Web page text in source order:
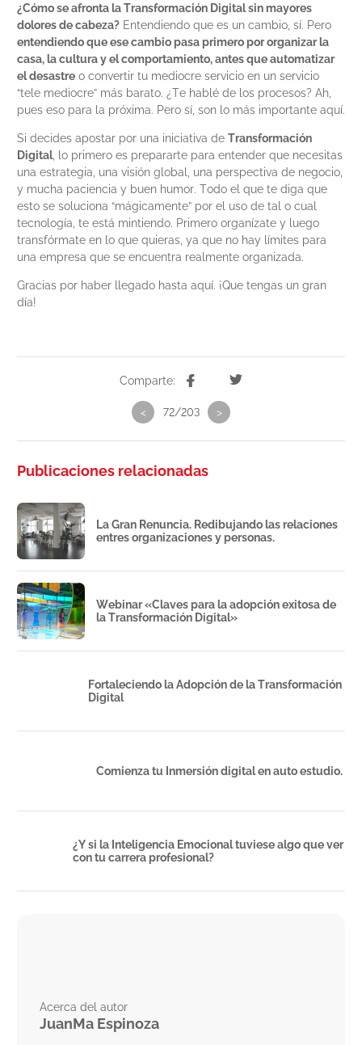
¿Cómo se afronta la Transformación Digital sin mayores
dolores de cabeza? Entendiendo que es un cambio, sí. Pero
entendiendo que ese cambio pasa primero por organizar la
casa, la cultura y el comportamiento, antes que automatizar
el desastre o convertir tu mediocre servicio en un servicio
“tele mediocre” más barato. ¿Te hablé de los procesos? Ah,
pues eso para la próxima. Pero sí, son lo más importante aquí.
Si decides apostar por una iniciativa de Transformación
Digital, lo primero es prepararte para entender que necesitas
una estrategia, una visión global, una perspectiva de negocio,
y mucha paciencia y buen humor. Todo el que te diga que
esto se soluciona “mágicamente” por el uso de tal o cual
tecnología, te está mintiendo. Primero organízate y luego
transfórmate en lo que quieras, ya que no hay límites para
una empresa que se encuentra realmente organizada.
Gracias por haber llegado hasta aquí. ¡Que tengas un gran
día!
Comparte:
< 72/203 >
Acerca del autor
JuanMa Espinoza
Publicaciones relacionadas
La Gran Renuncia. Redibujando las relaciones
entres organizaciones y personas.
Webinar «Claves para la adopción exitosa de
la Transformación Digital»
Fortaleciendo la Adopción de la Transformación
Digital
Comienza tu Inmersión digital en auto estudio.
¿Y si la Inteligencia Emocional tuviese algo que ver
con tu carrera profesional?